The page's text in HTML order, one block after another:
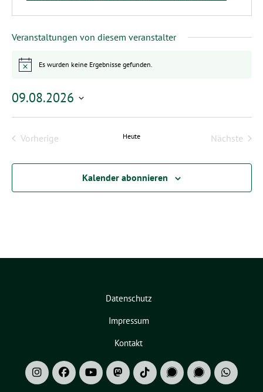
Veranstaltungen von diesem veranstalter
HinweisEs wurden keine Ergebnisse gefunden.
09.08.2026
Datum
Vorherige
Heute
Nächste
Kalender abonnieren
Datenschutz
Impressum
Kontakt